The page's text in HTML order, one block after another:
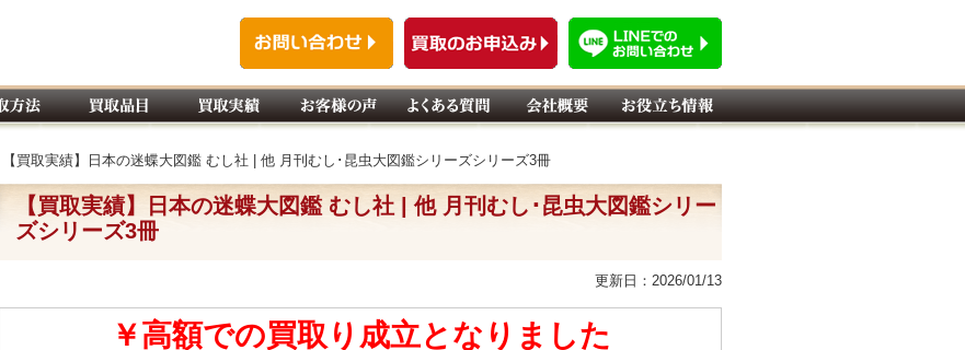
【買取実績】日本の迷蝶大図鑑 むし社 | 他 月刊むし･昆虫大図鑑シリーズシリーズ3冊
【買取実績】日本の迷蝶大図鑑 むし社 | 他 月刊むし･昆虫大図鑑シリー
ズシリーズ3冊
更新日：2026/01/13
￥高額での買取り成立となりました